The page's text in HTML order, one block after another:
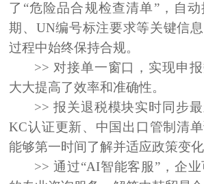
了“危险品合规检查清单”，自
期、UN编号标注要求等关键信
过程中始终保持合规。
>> 对接单一窗口，实现申
大大提高了效率和准确性。
>> 报关退税模块实时同步
KC认证更新、中国出口管制清
能够第一时间了解并适应政策变化
>> 通过“AI智能客服”，企